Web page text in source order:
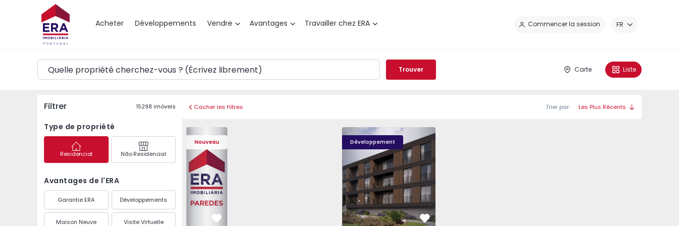
Acheter Développements Vendre Avantages Travailler chez ERA Commencer la session FR
Carte
Trouver Carte Liste
Filtrer 15298 imóveis
Type de propriété
Residencial Não Residencial
Avantages de l'ERA
Garantie ERA Développements
Maison Neuve Visite Virtuelle
Cacher les filtres Trier par: Les Plus Récents
Nouveau
Appartement T0 Paredes, Gandra - 1575265 - 1
Préféré
Développement
Nova Caíde - 1 Nova Caíde - 1
Préféré